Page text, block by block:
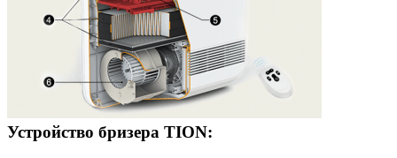
Устройство бризера TION: